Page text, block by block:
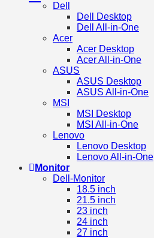
Dell
Dell Desktop
Dell All-in-One
Acer
Acer Desktop
Acer All-in-One
ASUS
ASUS Desktop
ASUS All-in-One
MSI
MSI Desktop
MSI All-in-One
Lenovo
Lenovo Desktop
Lenovo All-in-One
Monitor
Dell-Monitor
18.5 inch
21.5 inch
23 inch
24 inch
27 inch